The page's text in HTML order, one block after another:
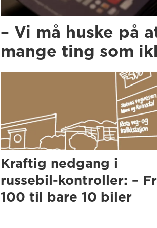
– Vi må huske på
mange ting som
Kraftig nedgang i
russebil-kontroller: –
100 til bare 10 biler